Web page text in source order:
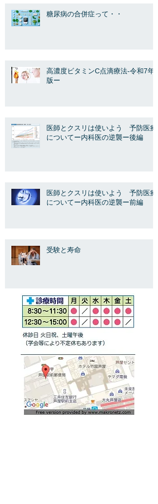
糖尿病の合併症って・・
高濃度ビタミンC点滴療法-令和7年
版ー
医師とクスリは使いよう 予防医療
についてー内科医の逆襲ー後編
医師とクスリは使いよう 予防医療
についてー内科医の逆襲ー前編
受験と寿命